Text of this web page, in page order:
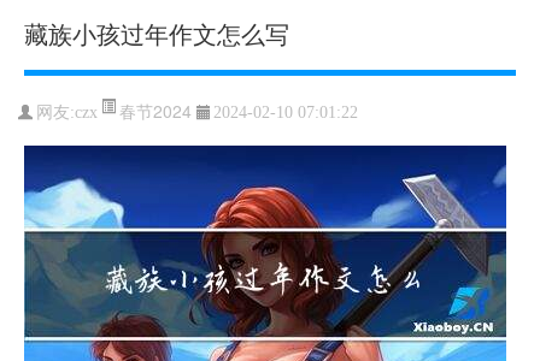
藏族小孩过年作文怎么写
网友:czx 春节2024 2024-02-10 07:01:22